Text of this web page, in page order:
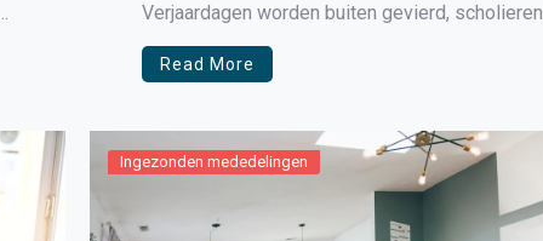
Verjaardagen worden buiten gevierd, scholieren
behalen hun diploma en families komen samen
voor bruiloften, jubilea of een dag aan het water.
van de voorpret. Toch is het riskant om voor […]
Read More
Ingezonden mededelingen